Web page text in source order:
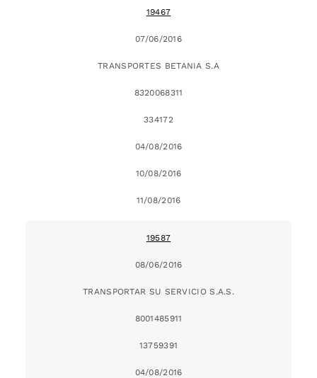
19467
07/06/2016
TRANSPORTES BETANIA S.A
8320068311
334172
04/08/2016
10/08/2016
11/08/2016
19587
08/06/2016
TRANSPORTAR SU SERVICIO S.A.S.
8001485911
13759391
04/08/2016